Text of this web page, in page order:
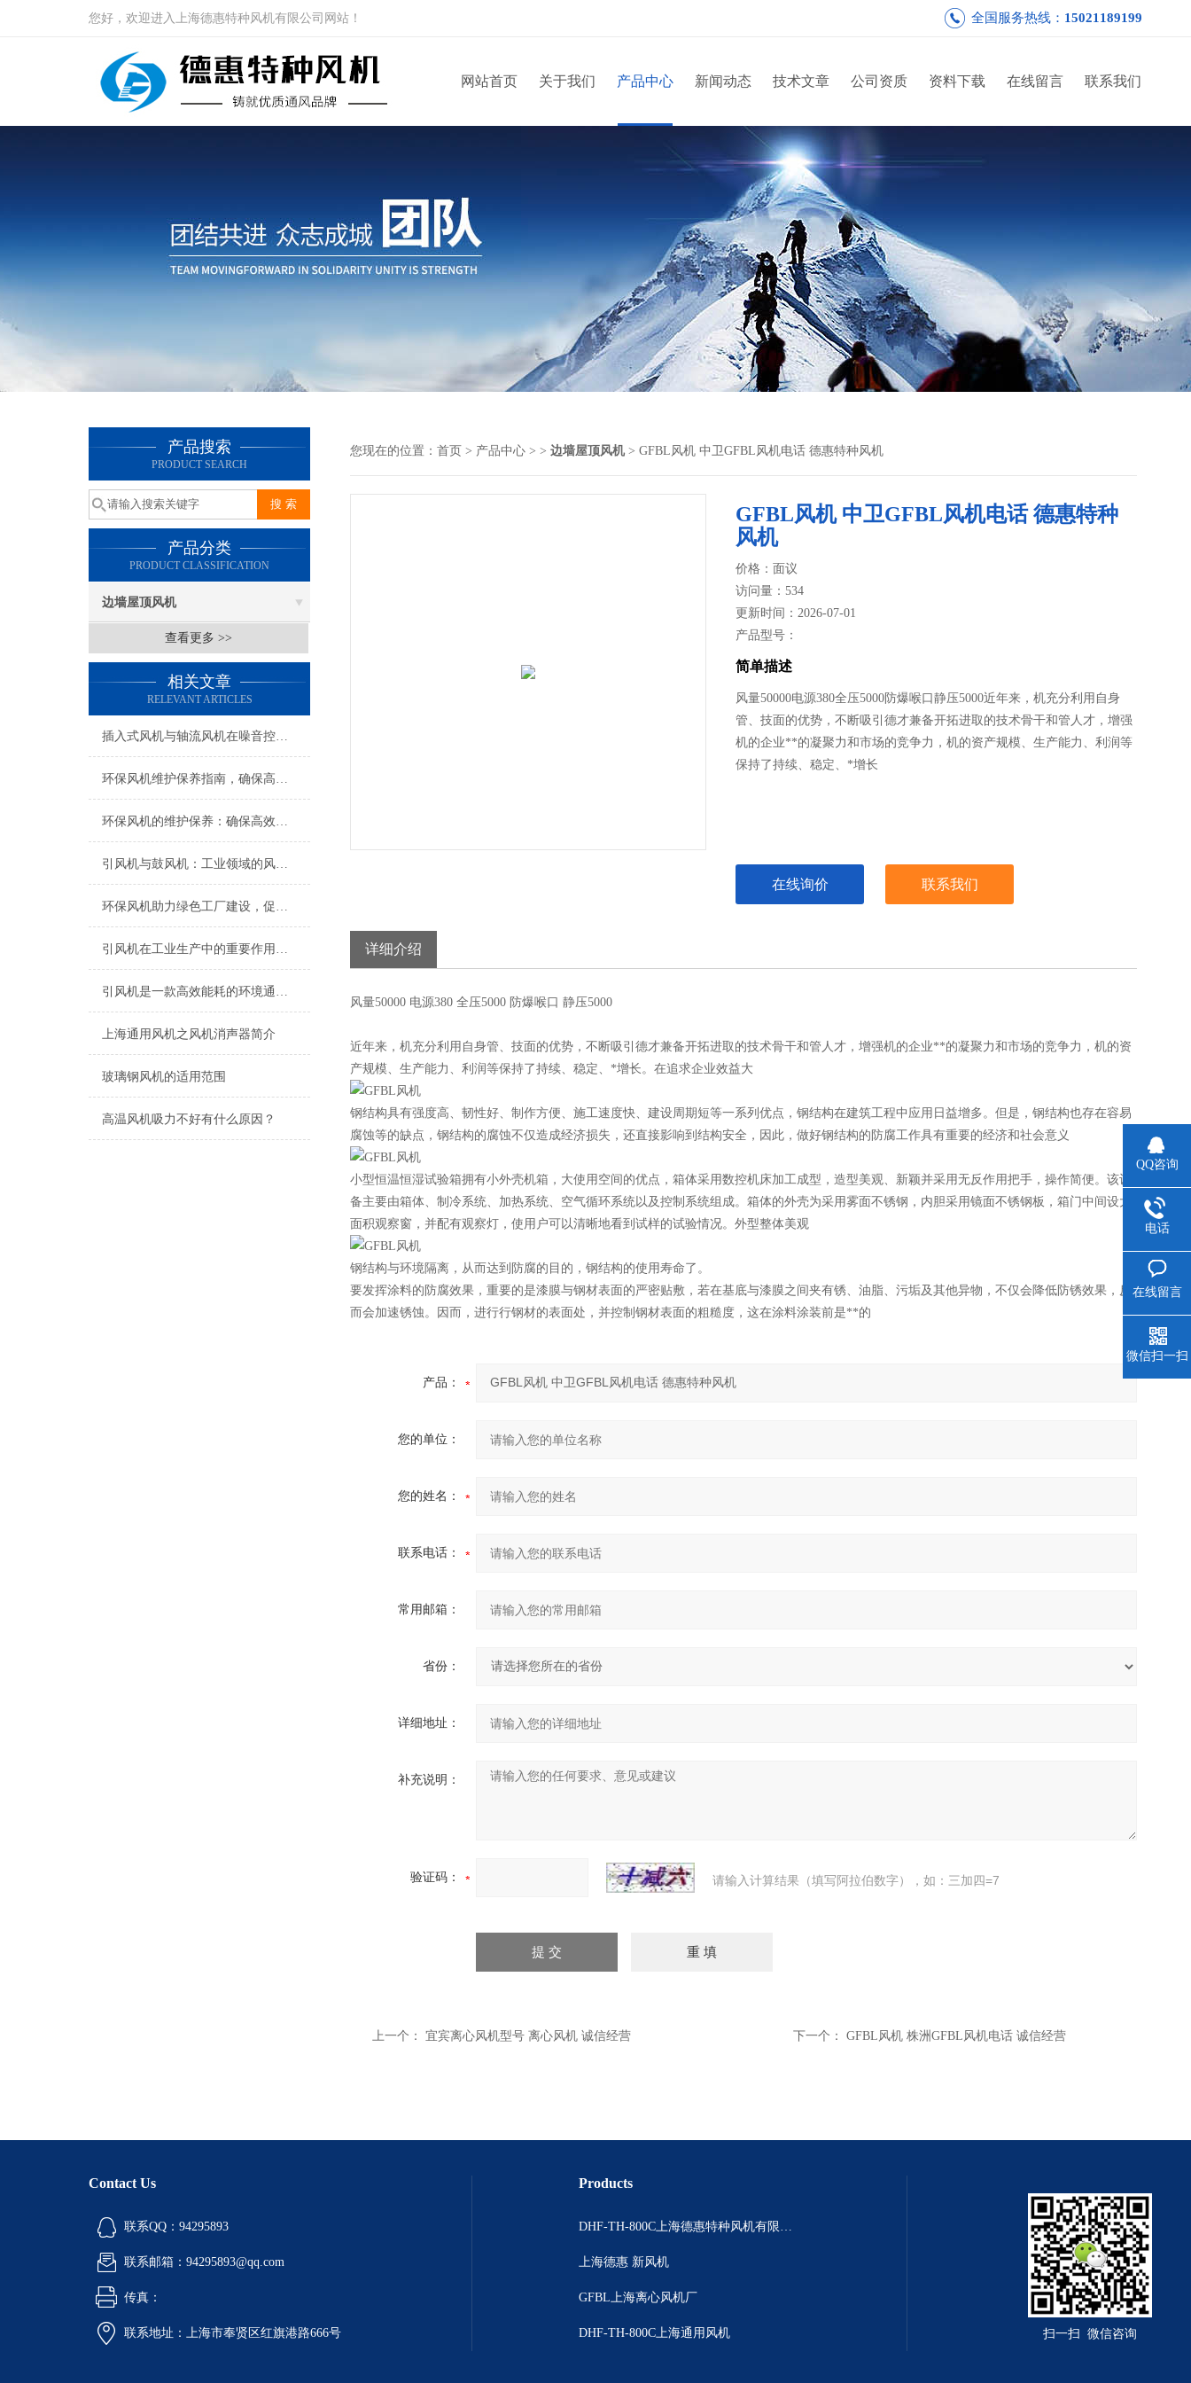
您好，欢迎进入上海德惠特种风机有限公司网站！ 全国服务热线： 15021189199
网站首页 关于我们 产品中心 新闻动态 技术文章 公司资质 资料下载 在线留言 联系我们
产品搜索
PRODUCT SEARCH
产品分类
PRODUCT CLASSIFICATION
边墙屋顶风机
查看更多 >>
相关文章
RELEVANT ARTICLES
插入式风机与轴流风机在噪音控制上有何差异？
环保风机维护保养指南，确保高效稳定运行
环保风机的维护保养：确保高效运行的关键
引风机与鼓风机：工业领域的风动双子星
环保风机助力绿色工厂建设，促进节能减排
引风机在工业生产中的重要作用及发展趋势
引风机是一款高效能耗的环境通风设备
上海​通用风机之风机消声器简介
玻璃钢风机的适用范围
高温风机吸力不好有什么原因？
您现在的位置： 首页 > 产品中心 > > 边墙屋顶风机> GFBL风机 中卫GFBL风机电话 德惠特种风机
GFBL风机 中卫GFBL风机电话 德惠特种
风机
价格：面议
访问量：534
更新时间：2026-07-01
产品型号：
简单描述
风量50000电源380全压5000防爆喉口静压5000近年来，机充分利用自身
管、技面的优势，不断吸引德才兼备开拓进取的技术骨干和管人才，增强
机的企业**的凝聚力和市场的竞争力，机的资产规模、生产能力、利润等
保持了持续、稳定、*增长
在线询价 联系我们
详细介绍
风量50000 电源380 全压5000 防爆喉口 静压5000
近年来，机充分利用自身管、技面的优势，不断吸引德才兼备开拓进取的技术骨干和管人才，增强机的企业**的凝聚力和市场的竞争力，机的资
产规模、生产能力、利润等保持了持续、稳定、*增长。在追求企业效益大
钢结构具有强度高、韧性好、制作方便、施工速度快、建设周期短等一系列优点，钢结构在建筑工程中应用日益增多。但是，钢结构也存在容易
腐蚀等的缺点，钢结构的腐蚀不仅造成经济损失，还直接影响到结构安全，因此，做好钢结构的防腐工作具有重要的经济和社会意义
小型恒温恒湿试验箱拥有小外壳机箱，大使用空间的优点，箱体采用数控机床加工成型，造型美观、新颖并采用无反作用把手，操作简便。该设
备主要由箱体、制冷系统、加热系统、空气循环系统以及控制系统组成。箱体的外壳为采用雾面不锈钢，内胆采用镜面不锈钢板，箱门中间设大
面积观察窗，并配有观察灯，使用户可以清晰地看到试样的试验情况。外型整体美观
钢结构与环境隔离，从而达到防腐的目的，钢结构的使用寿命了。
要发挥涂料的防腐效果，重要的是漆膜与钢材表面的严密贴敷，若在基底与漆膜之间夹有锈、油脂、污垢及其他异物，不仅会降低防锈效果，反
而会加速锈蚀。因而，进行行钢材的表面处，并控制钢材表面的粗糙度，这在涂料涂装前是**的
产品：
您的单位：
您的姓名：
联系电话：
常用邮箱：
省份：
详细地址：
补充说明：
验证码： 请输入计算结果（填写阿拉伯数字），如：三加四=7
上一个： 宜宾离心风机型号 离心风机 诚信经营 下一个： GFBL风机 株洲GFBL风机电话 诚信经营
Contact Us
联系QQ：94295893
联系邮箱：94295893@qq.com
传真：
联系地址：上海市奉贤区红旗港路666号
Products
DHF-TH-800C上海德惠特种风机有限公司
上海德惠 新风机
GFBL上海离心风机厂
DHF-TH-800C上海通用风机 扫一扫 微信咨询
QQ咨询
电话
在线留言
微信扫一扫